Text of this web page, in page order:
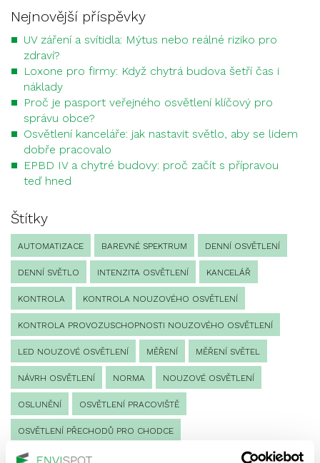
Nejnovější příspěvky
UV záření a svítidla: Mýtus nebo reálné riziko pro
zdraví?
Loxone pro firmy: Když chytrá budova šetří čas i
náklady
Proč je pasport veřejného osvětlení klíčový pro
správu obce?
Osvětlení kanceláře: jak nastavit světlo, aby se lidem
dobře pracovalo
EPBD IV a chytré budovy: proč začít s přípravou
teď hned
Štítky
AUTOMATIZACE BAREVNÉ SPEKTRUM DENNÍ OSVĚTLENÍ
DENNÍ SVĚTLO INTENZITA OSVĚTLENÍ KANCELÁŘ
KONTROLA KONTROLA NOUZOVÉHO OSVĚTLENÍ
KONTROLA PROVOZUSCHOPNOSTI NOUZOVÉHO OSVĚTLENÍ
LED NOUZOVÉ OSVĚTLENÍ MĚŘENÍ MĚŘENÍ SVĚTEL
NÁVRH OSVĚTLENÍ NORMA NOUZOVÉ OSVĚTLENÍ
OSLUNĚNÍ OSVĚTLENÍ PRACOVIŠTĚ
OSVĚTLENÍ PŘECHODŮ PRO CHODCE
OSVĚTLENÍ SPORTOVIŠŤ